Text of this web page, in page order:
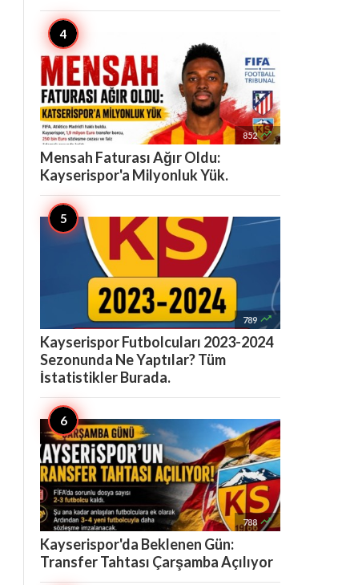
852 
Mensah Faturası Ağır Oldu:
Kayserispor'a Milyonluk Yük.
789 
Kayserispor Futbolcuları 2023-2024
Sezonunda Ne Yaptılar? Tüm
İstatistikler Burada.
788 
Kayserispor'da Beklenen Gün:
Transfer Tahtası Çarşamba Açılıyor